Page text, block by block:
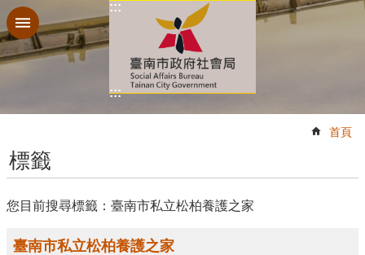
跳到主要內容區塊
:::
:::
首頁
標籤
您目前搜尋標籤：臺南市私立松柏養護之家
臺南市私立松柏養護之家